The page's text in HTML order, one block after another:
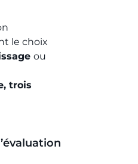
le choix
ou
trois